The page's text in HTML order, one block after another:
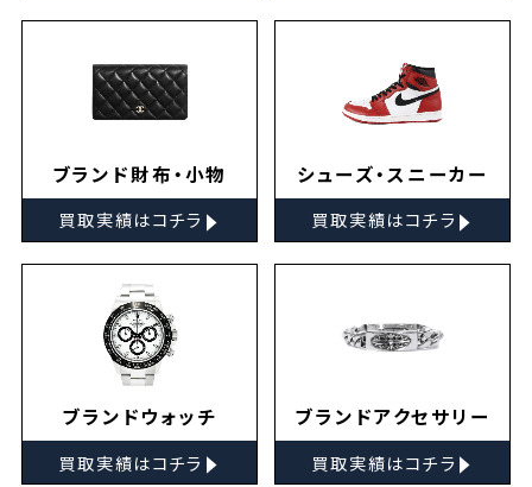
ブランド財布・小物
買取実績はコチラ ▸
シューズ・スニーカー
買取実績はコチラ ▸
ブランドウォッチ
買取実績はコチラ ▸
ブランドアクセサリー
買取実績はコチラ ▸